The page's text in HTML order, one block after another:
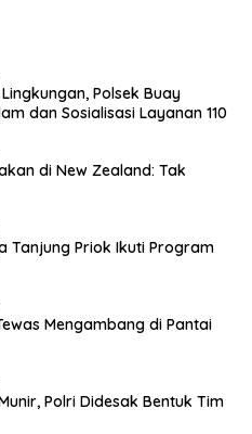
Polsek Buay
dan Sosialisasi Layanan 110
di New Zealand: Tak
Tanjung Priok Ikuti Program
Mengambang di Pantai
Polri Didesak Bentuk Tim